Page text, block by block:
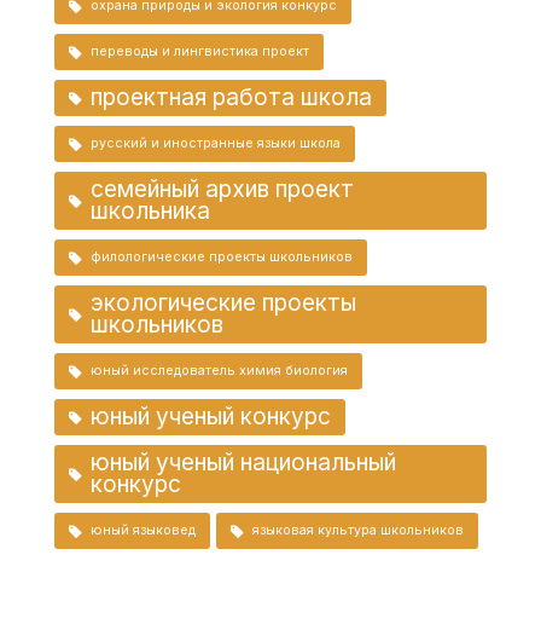
охрана природы и экология конкурс
переводы и лингвистика проект
проектная работа школа
русский и иностранные языки школа
семейный архив проект
школьника
филологические проекты школьников
экологические проекты
школьников
юный исследователь химия биология
юный ученый конкурс
юный ученый национальный
конкурс
юный языковед языковая культура школьников